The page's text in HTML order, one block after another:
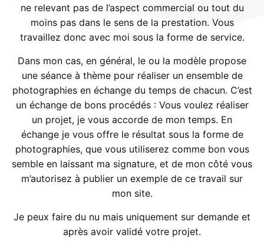
ne relevant pas de l’aspect commercial ou tout du
moins pas dans le sens de la prestation. Vous
travaillez donc avec moi sous la forme de service.
Dans mon cas, en général, le ou la modèle propose
une séance à thème pour réaliser un ensemble de
photographies en échange du temps de chacun. C’est
un échange de bons procédés : Vous voulez réaliser
un projet, je vous accorde de mon temps. En
échange je vous offre le résultat sous la forme de
photographies, que vous utiliserez comme bon vous
semble en laissant ma signature, et de mon côté vous
m’autorisez à publier un exemple de ce travail sur
mon site.
Je peux faire du nu mais uniquement sur demande et
après avoir validé votre projet.